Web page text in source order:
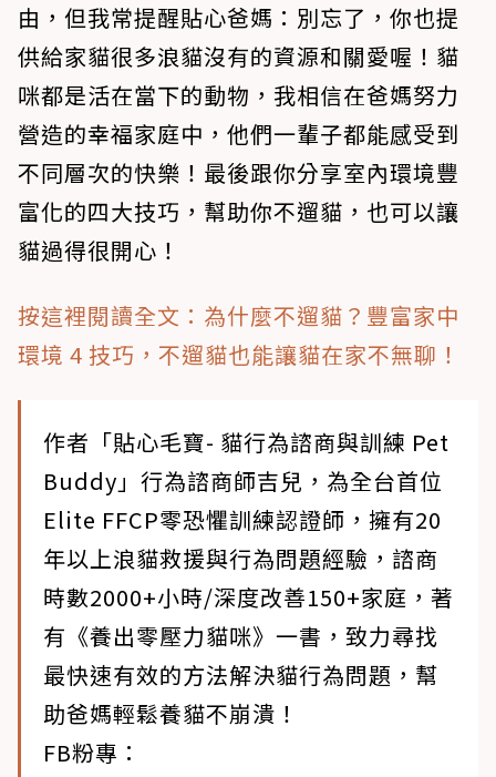
由，但我常提醒貼心爸媽：別忘了，你也提
供給家貓很多浪貓沒有的資源和關愛喔！貓
咪都是活在當下的動物，我相信在爸媽努力
營造的幸福家庭中，他們一輩子都能感受到
不同層次的快樂！最後跟你分享室內環境豐
富化的四大技巧，幫助你不遛貓，也可以讓
貓過得很開心！
按這裡閱讀全文：為什麼不遛貓？豐富家中
環境 4 技巧，不遛貓也能讓貓在家不無聊！
作者「貼心毛寶- 貓行為諮商與訓練 Pet
Buddy」行為諮商師吉兒，為全台首位
Elite FFCP零恐懼訓練認證師，擁有20
年以上浪貓救援與行為問題經驗，諮商
時數2000+小時/深度改善150+家庭，著
有《養出零壓力貓咪》一書，致力尋找
最快速有效的方法解決貓行為問題，幫
助爸媽輕鬆養貓不崩潰！
FB粉專：